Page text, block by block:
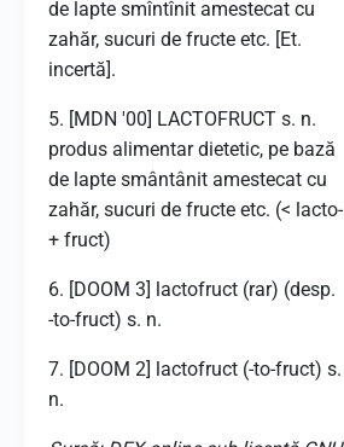
de lapte smîntînit amestecat cu
zahăr, sucuri de fructe etc. [Et.
incertă].
5. [MDN '00] LACTOFRUCT s. n.
produs alimentar dietetic, pe bază
de lapte smântânit amestecat cu
zahăr, sucuri de fructe etc. (< lacto-
+ fruct)
6. [DOOM 3] lactofruct (rar) (desp.
-to-fruct) s. n.
7. [DOOM 2] lactofruct (-to-fruct) s.
n.